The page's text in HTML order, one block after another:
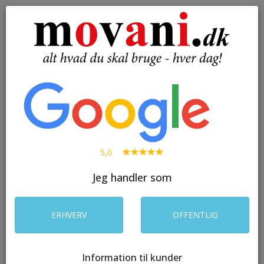
Toggle
5,0
Jeg handler som
ERHVERV OFFENTLIG
Information til kunder